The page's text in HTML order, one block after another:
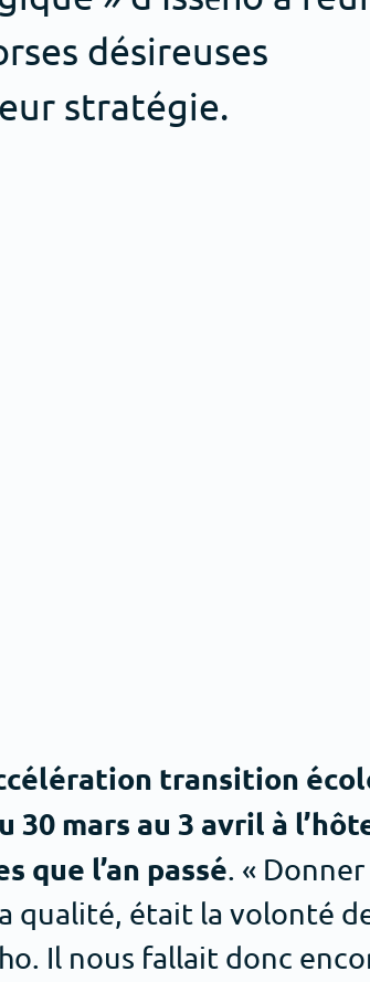
désireuses
stratégie.
transition
mars au 3 avril à
que l’an passé. «
qualité, était la volonté
Il nous fallait donc